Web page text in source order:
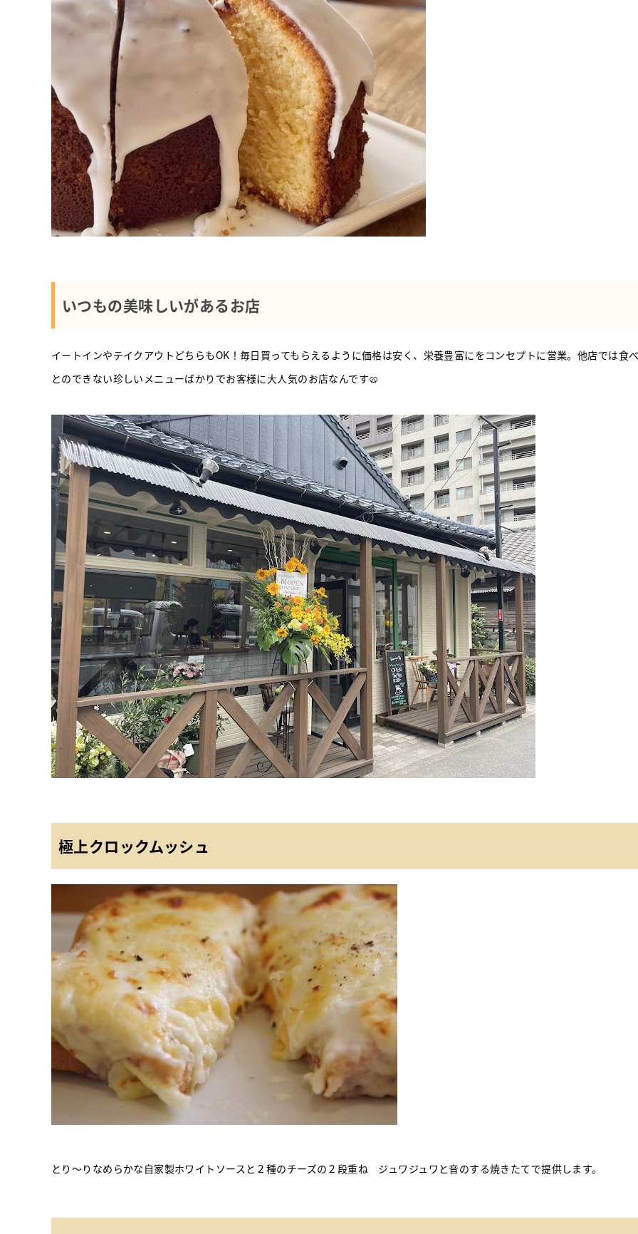
いつもの美味しいがあるお店
イートインやテイクアウトどちらもOK！毎日買ってもらえるように価格は安く、栄養豊富にをコンセプトに営業。他店では食
とのできない珍しいメニューばかりでお客様に大人気のお店なんです🥨
極上クロックムッシュ
とり～りなめらかな自家製ホワイトソースと２種のチーズの２段重ね ジュワジュワと音のする焼きたてで提供します。